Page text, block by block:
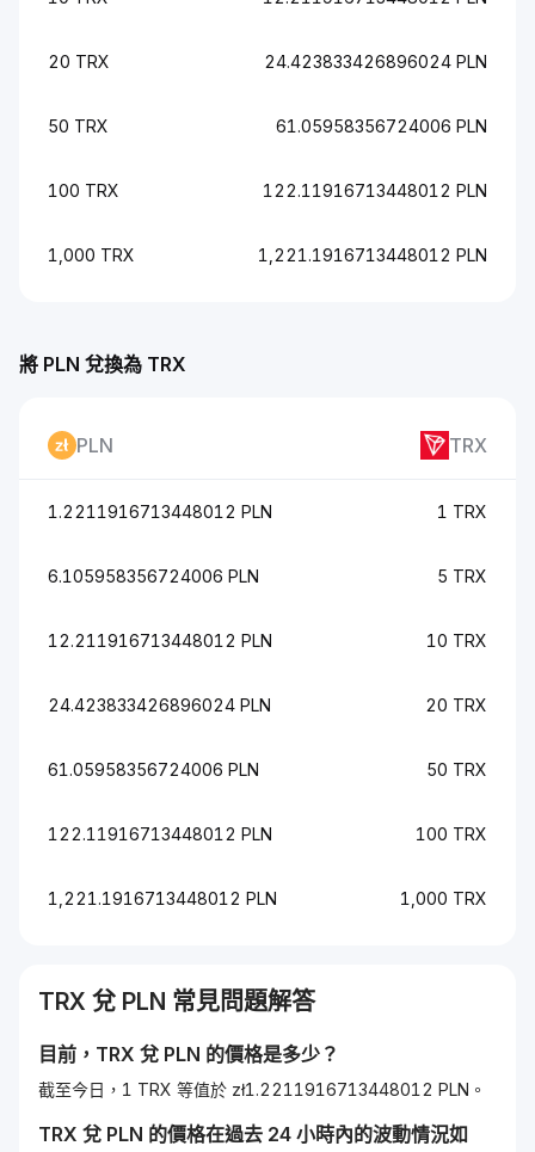
20 TRX 24.423833426896024 PLN
50 TRX 61.05958356724006 PLN
100 TRX 122.11916713448012 PLN
1,000 TRX 1,221.1916713448012 PLN
將 PLN 兌換為 TRX
PLN TRX
1.2211916713448012 PLN 1 TRX
6.105958356724006 PLN 5 TRX
12.211916713448012 PLN 10 TRX
24.423833426896024 PLN 20 TRX
61.05958356724006 PLN 50 TRX
122.11916713448012 PLN 100 TRX
1,221.1916713448012 PLN 1,000 TRX
TRX 兌 PLN 常見問題解答
目前， TRX 兌 PLN 的價格是多少？
截至今日，1 TRX 等值於 zł1.2211916713448012 PLN。
TRX 兌 PLN 的價格在過去 24 小時內的波動情況如